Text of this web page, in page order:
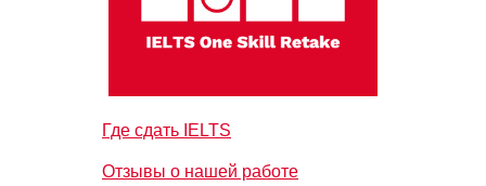
Где сдать IELTS
Отзывы о нашей работе